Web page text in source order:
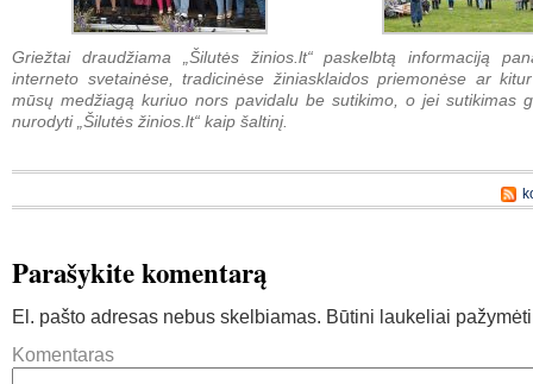
Griežtai draudžiama „Šilutės žinios.lt“ paskelbtą informaciją
interneto svetainėse, tradicinėse žiniasklaidos priemonėse ar
mūsų medžiagą kuriuo nors pavidalu be sutikimo, o jei sutikimas
nurodyti „Šilutės žinios.lt“ kaip šaltinį.
Parašykite komentarą
El. pašto adresas nebus skelbiamas. Būtini laukeliai
Komentaras